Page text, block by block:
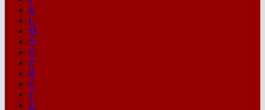
K
L
M
N
O
P
R
S
T
U